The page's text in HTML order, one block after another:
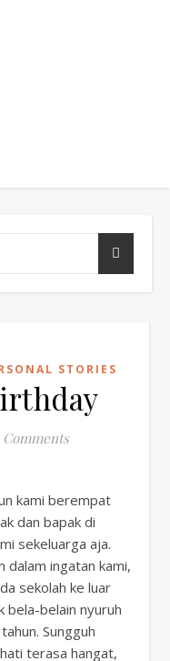
STORIES
Comments
kami berempat
dan bapak di
sekeluarga aja.
dalam ingatan kami,
sekolah ke luar
bela-belain nyuruh
Sungguh
terasa hangat,